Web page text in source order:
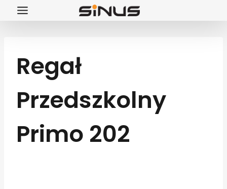
Przejdź
Regał
Przedszkolny
Primo 202